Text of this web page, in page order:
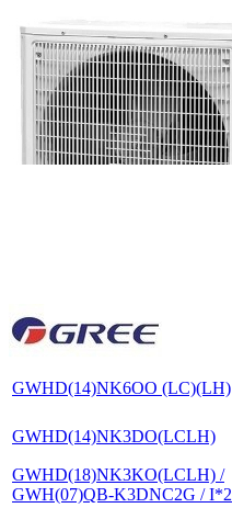
GWHD(14)NK6OO (LC)(LH)
GWHD(14)NK3DO(LCLH)
GWHD(18)NK3KO(LCLH) /
GWH(07)QB-K3DNC2G / I*2